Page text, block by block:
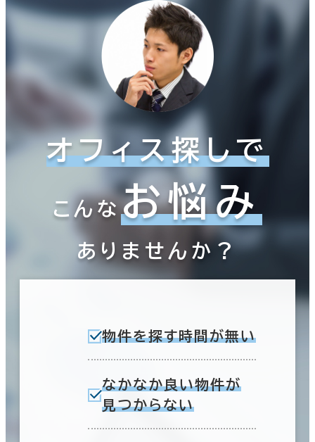
オフィス探しで
こんなお悩み
ありませんか？
物件を探す時間が無い
なかなか良い物件が
見つからない